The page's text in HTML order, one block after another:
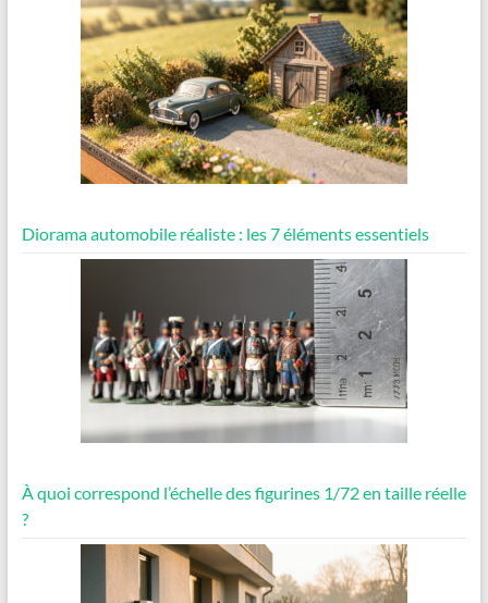
Diorama automobile réaliste : les 7 éléments essentiels
À quoi correspond l’échelle des figurines 1/72 en taille réelle
?